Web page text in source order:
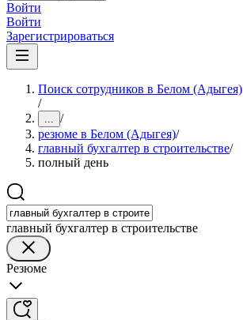
Войти
Войти
Зарегистрироваться
Поиск сотрудников в Белом (Адыгея)
/
... /
резюме в Белом (Адыгея)/
главный бухгалтер в строительстве/
полный день
главный бухгалтер в строительстве
Резюме